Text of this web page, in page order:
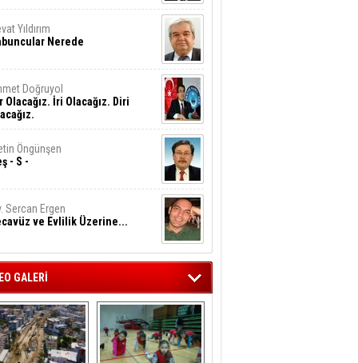
Yıldırım
Nerede
Doğruyol
Olacağız. İri Olacağız. Diri
Öngünşen
- S -
Sercan Ergen
ve Evlilik Üzerine...
GALERİ